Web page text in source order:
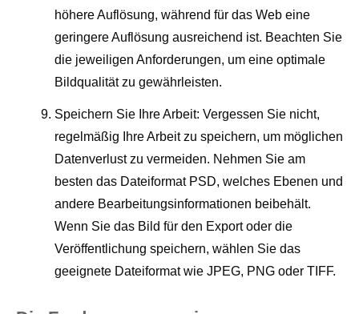
höhere Auflösung, während für das Web eine
geringere Auflösung ausreichend ist. Beachten Sie
die jeweiligen Anforderungen, um eine optimale
Bildqualität zu gewährleisten.
Speichern Sie Ihre Arbeit: Vergessen Sie nicht,
regelmäßig Ihre Arbeit zu speichern, um möglichen
Datenverlust zu vermeiden. Nehmen Sie am
besten das Dateiformat PSD, welches Ebenen und
andere Bearbeitungsinformationen beibehält.
Wenn Sie das Bild für den Export oder die
Veröffentlichung speichern, wählen Sie das
geeignete Dateiformat wie JPEG, PNG oder TIFF.